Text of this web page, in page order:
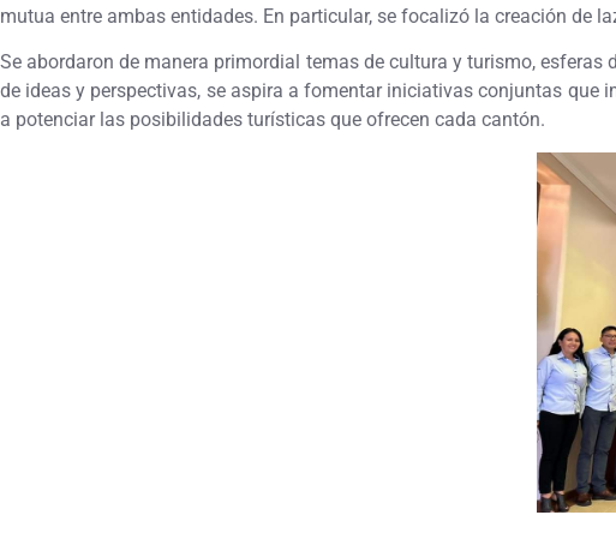
mutua entre ambas entidades. En particular, se focalizó la creación de
Se abordaron de manera primordial temas de cultura y turismo,
de ideas y perspectivas, se aspira a fomentar iniciativas conjuntas
a potenciar las posibilidades turísticas que ofrecen cada cantón.